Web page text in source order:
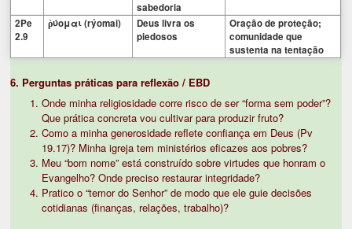
sabedoria
2Pe
2.9
ῥύομαι (rýomai)
Deus livra os
piedosos
Oração de proteção;
comunidade que
sustenta na tentação
6. Perguntas práticas para reflexão / EBD
Onde minha religiosidade corre risco de ser “forma sem poder”?
Que prática concreta vou cultivar para produzir fruto?
Como a minha generosidade reflete confiança em Deus (Pv
19.17)? Minha igreja tem ministérios eficazes aos pobres?
Meu “bom nome” está construído sobre virtudes que honram o
Evangelho? Onde preciso restaurar integridade?
Pratico o “temor do Senhor” de modo que ele guie decisões
cotidianas (finanças, relações, trabalho)?